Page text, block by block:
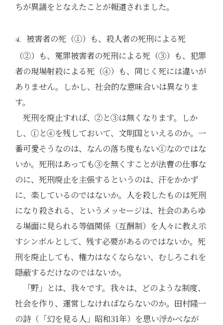
ちが異議をとなえたことが報道されました。
4. 被害者の死（①）も、殺人者の死刑による死
（②）も、冤罪被害者の死刑による死（③）も、犯罪
者の現場射殺による死（④）も、同じく死には違いが
ありません。しかし、社会的な意味合いは異なりま
す。
死刑を廃止すれば、②と③は無くなります。しか
し、①と④を残しておいて、文明国といえるのか。一
番可愛そうなのは、なんの落ち度もない①なのではな
いか。死刑はあっても③を無くすことが法曹の仕事な
のに、死刑廃止を主張するというのは、汗をかかず
に、楽しているのではないか。人を殺したものは死刑
になり殺される、というメッセージは、社会のあらゆ
る場面に見られる等価関係（互酬制）を人々に教え示
すシンボルとして、残す必要があるのではないか。死
刑を廃止しても、権力はなくならない、むしろこれを
隠蔽するだけなのではないか。
「野」とは、我々です。我々は、どのような制度、
社会を作り、運営しなければならないのか。田村隆一
の詩（「幻を見る人」昭和31年）を思い浮かべなが